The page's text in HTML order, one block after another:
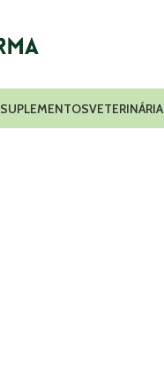
SUPLEMENTOSVETERINÁRIA